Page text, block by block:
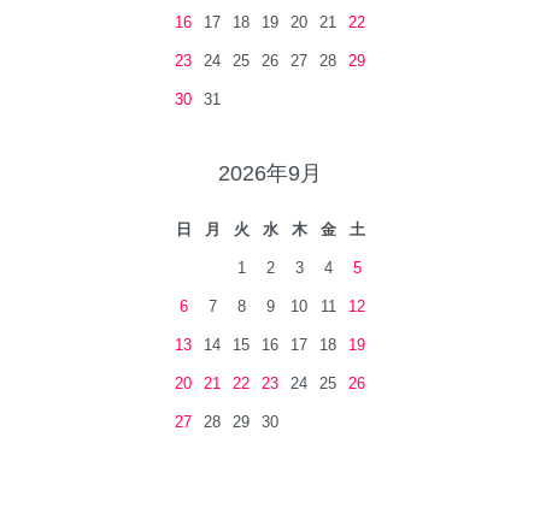
16 17 18 19 20 21 22
23 24 25 26 27 28 29
30 31
2026年9月
日 月 火 水 木 金 土
1 2 3 4 5
6 7 8 9 10 11 12
13 14 15 16 17 18 19
20 21 22 23 24 25 26
27 28 29 30